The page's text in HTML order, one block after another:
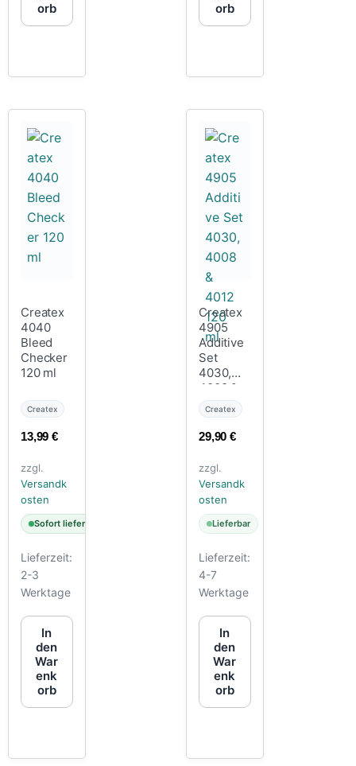
orb
orb
Createx
4040
Bleed
Checker
120 ml
Createx
13,99€
zzgl.
Versandk
osten
Sofort lieferbar
Lieferzeit:
2-3
Werktage
In
den
War
enk
orb
Createx
4905
Additive
Set
4030,
4008 &
4012 120
ml
Createx
29,90€
zzgl.
Versandk
osten
Lieferbar
Lieferzeit:
4-7
Werktage
In
den
War
enk
orb